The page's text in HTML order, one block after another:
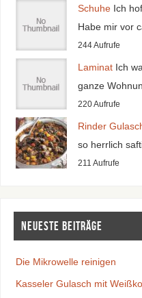
Schuhe Ich
Habe mir vor
244 Aufrufe
Laminat Ich
ganze
220 Aufrufe
Rinder
so herrlich
211 Aufrufe
Neueste Beiträge
Die Mikrowelle reinigen
Kasseler Gulasch mit